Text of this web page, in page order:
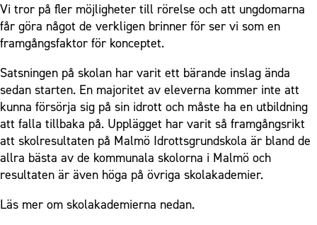
Vi tror på fler möjligheter till rörelse och att ungdomarna
får göra något de verkligen brinner för ser vi som en
framgångsfaktor för konceptet.
Satsningen på skolan har varit ett bärande inslag ända
sedan starten. En majoritet av eleverna kommer inte att
kunna försörja sig på sin idrott och måste ha en utbildning
att falla tillbaka på. Upplägget har varit så framgångsrikt
att skolresultaten på Malmö Idrottsgrundskola är bland de
allra bästa av de kommunala skolorna i Malmö och
resultaten är även höga på övriga skolakademier.
Läs mer om skolakademierna nedan.